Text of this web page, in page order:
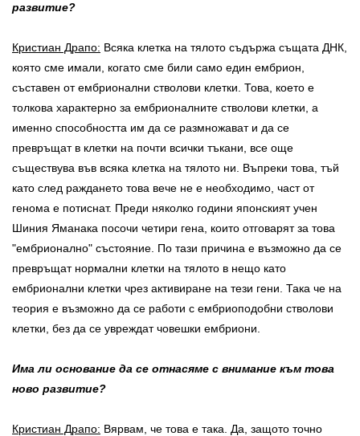
развитие?
Кристиан Драпо: Всяка клетка на тялото съдържа същата ДНК,
която сме имали, когато сме били само един ембрион,
съставен от ембрионални стволови клетки. Това, което е
толкова характерно за ембрионалните стволови клетки, а
именно способността им да се размножават и да се
превръщат в клетки на почти всички тъкани, все още
съществува във всяка клетка на тялото ни. Въпреки това, тъй
като след раждането това вече не е необходимо, част от
генома е потиснат. Преди няколко години японският учен
Шиния Яманака посочи четири гена, които отговарят за това
"ембрионално" състояние. По тази причина е възможно да се
превръщат нормални клетки на тялото в нещо като
ембрионални клетки чрез активиране на тези гени. Така че на
теория е възможно да се работи с ембриоподобни стволови
клетки, без да се увреждат човешки ембриони.
Има ли основание да се отнасяме с внимание към това
ново развитие?
Кристиан Драпо: Вярвам, че това е така. Да, защото точно